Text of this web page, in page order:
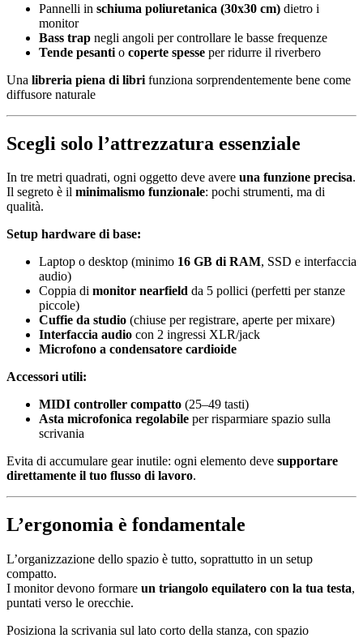
Pannelli in schiuma poliuretanica (30x30 cm) dietro i
monitor
Bass trap negli angoli per controllare le basse frequenze
Tende pesanti o coperte spesse per ridurre il riverbero
Una libreria piena di libri funziona sorprendentemente bene come
diffusore naturale
Scegli solo l’attrezzatura essenziale
In tre metri quadrati, ogni oggetto deve avere una funzione precisa.
Il segreto è il minimalismo funzionale: pochi strumenti, ma di
qualità.
Setup hardware di base:
Laptop o desktop (minimo 16 GB di RAM, SSD e interfaccia
audio)
Coppia di monitor nearfield da 5 pollici (perfetti per stanze
piccole)
Cuffie da studio (chiuse per registrare, aperte per mixare)
Interfaccia audio con 2 ingressi XLR/jack
Microfono a condensatore cardioide
Accessori utili:
MIDI controller compatto (25–49 tasti)
Asta microfonica regolabile per risparmiare spazio sulla
scrivania
Evita di accumulare gear inutile: ogni elemento deve supportare
direttamente il tuo flusso di lavoro.
L’ergonomia è fondamentale
L’organizzazione dello spazio è tutto, soprattutto in un setup
compatto.
I monitor devono formare un triangolo equilatero con la tua testa,
puntati verso le orecchie.
Posiziona la scrivania sul lato corto della stanza, con spazio